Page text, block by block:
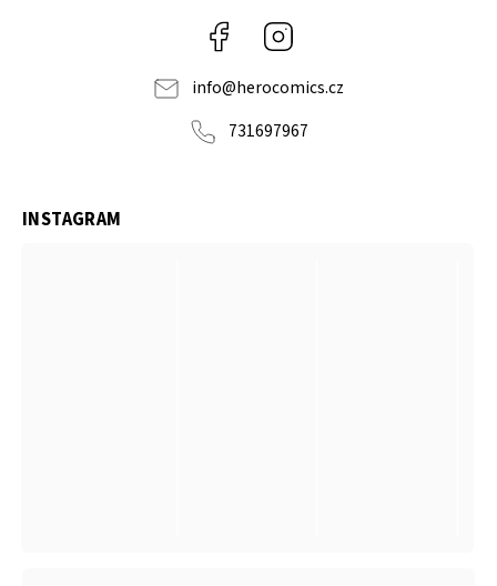
Facebook
info@herocomics.cz
731697967
INSTAGRAM